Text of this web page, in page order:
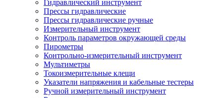
Гидравлический инструмент
Прессы гидравлические
Прессы гидравлические ручные
Измерительный инструмент
Контроль параметров окружающей среды
Пирометры
Контрольно-измерительный инструмент
Мультиметры
Токоизмерительные клещи
Указатели напряжения и кабельные тестеры
Ручной измерительный инструмент